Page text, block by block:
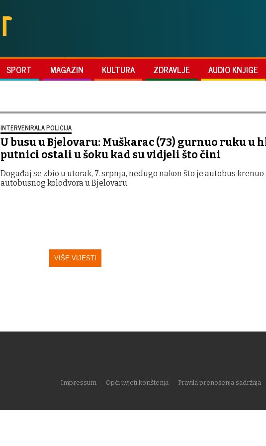
SPORT MAGAZIN KULTURA ZDRAVLJE AUDIO KNJIGE
INTERVENIRALA POLICIJA
U busu u Bjelovaru: Muškarac (73) gurnuo ruku u
putnici ostali u šoku kad su vidjeli što čini
Događaj se zbio u utorak, 7. srpnja, nedugo nakon što je autobus krenuo
autobusnog kolodvora u Bjelovaru
VIŠE VIJESTI
Impressum Opći uvjeti korištenja Pravila prenošenja sadržaja